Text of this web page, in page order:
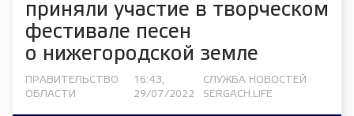
приняли участие в творческом
фестивале песен
о нижегородской земле
ПРАВИТЕЛЬСТВО
ОБЛАСТИ
16:43,
29/07/2022
СЛУЖБА НОВОСТЕЙ
SERGACH.LIFE